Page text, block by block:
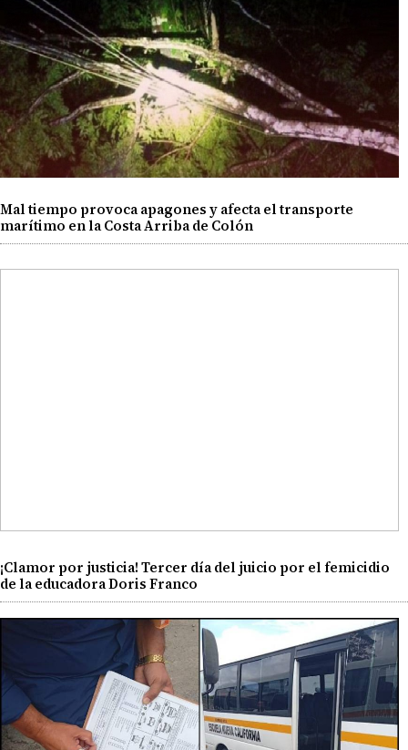
Mal tiempo provoca apagones y afecta el transporte
marítimo en la Costa Arriba de Colón
¡Clamor por justicia! Tercer día del juicio por el femicidio
de la educadora Doris Franco